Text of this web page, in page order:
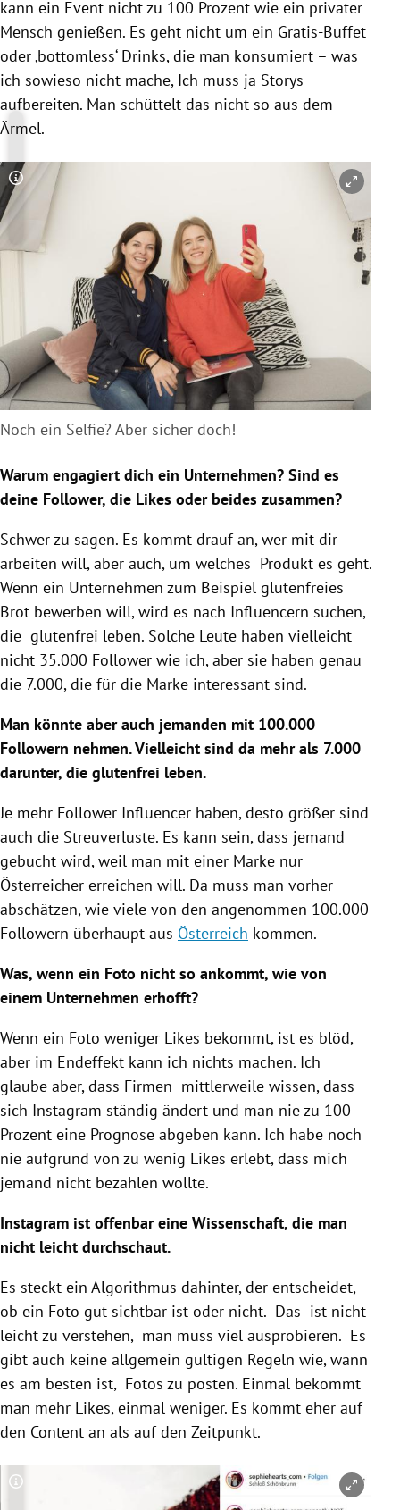
kann ein Event nicht zu 100 Prozent wie ein privater
Mensch genießen. Es geht nicht um ein Gratis-Buffet
oder ‚bottomless‘ Drinks, die man konsumiert – was
ich sowieso nicht mache, Ich muss ja Storys
aufbereiten. Man schüttelt das nicht so aus dem
Ärmel.
Copyright-Hinweis öffnen/schließen
Noch ein Selfie? Aber sicher doch!
Warum engagiert dich ein Unternehmen? Sind es
deine Follower, die Likes oder beides zusammen?
Schwer zu sagen. Es kommt drauf an, wer mit dir
arbeiten will, aber auch, um welches Produkt es geht.
Wenn ein Unternehmen zum Beispiel glutenfreies
Brot bewerben will, wird es nach Influencern suchen,
die glutenfrei leben. Solche Leute haben vielleicht
nicht 35.000 Follower wie ich, aber sie haben genau
die 7.000, die für die Marke interessant sind.
Man könnte aber auch jemanden mit 100.000
Followern nehmen. Vielleicht sind da mehr als 7.000
darunter, die glutenfrei leben.
Je mehr Follower Influencer haben, desto größer sind
auch die Streuverluste. Es kann sein, dass jemand
gebucht wird, weil man mit einer Marke nur
Österreicher erreichen will. Da muss man vorher
abschätzen, wie viele von den angenommen 100.000
Followern überhaupt aus Österreich kommen.
Was, wenn ein Foto nicht so ankommt, wie von
einem Unternehmen erhofft?
Wenn ein Foto weniger Likes bekommt, ist es blöd,
aber im Endeffekt kann ich nichts machen. Ich
glaube aber, dass Firmen mittlerweile wissen, dass
sich Instagram ständig ändert und man nie zu 100
Prozent eine Prognose abgeben kann. Ich habe noch
nie aufgrund von zu wenig Likes erlebt, dass mich
jemand nicht bezahlen wollte.
Instagram ist offenbar eine Wissenschaft, die man
nicht leicht durchschaut.
Es steckt ein Algorithmus dahinter, der entscheidet,
ob ein Foto gut sichtbar ist oder nicht. Das ist nicht
leicht zu verstehen, man muss viel ausprobieren. Es
gibt auch keine allgemein gültigen Regeln wie, wann
es am besten ist, Fotos zu posten. Einmal bekommt
man mehr Likes, einmal weniger. Es kommt eher auf
den Content an als auf den Zeitpunkt.
Copyright-Hinweis öffnen/schließen